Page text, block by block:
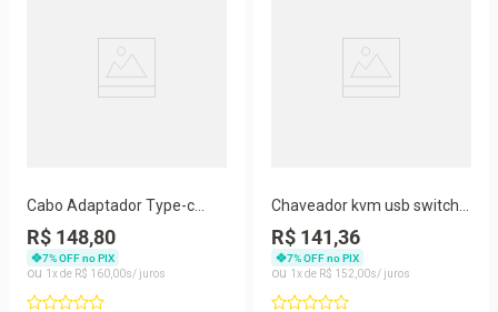
Cabo Adaptador Type-c
Com Hdmi Usb 3.0 E Typo-c
Femea P
R$ 148,80
7% OFF no PIX
1
R$ 160 00
Chaveador kvm usb switch 2
portas vga kvm usb
R$ 141,36
7% OFF no PIX
1
R$ 152 00